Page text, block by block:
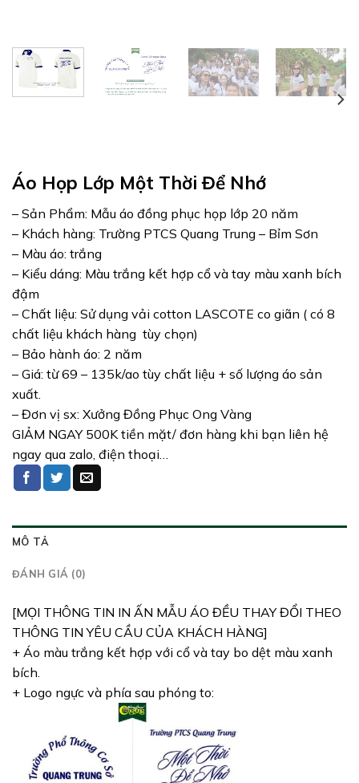
Áo Họp Lớp Một Thời Để Nhớ
– Sản Phẩm: Mẫu áo đồng phục họp lớp 20 năm
– Khách hàng: Trường PTCS Quang Trung – Bỉm Sơn
– Màu áo: trắng
– Kiểu dáng: Màu trắng kết hợp cổ và tay màu xanh bích
đậm
– Chất liệu: Sử dụng vải cotton LASCOTE co giãn ( có 8
chất liệu khách hàng tùy chọn)
– Bảo hành áo: 2 năm
– Giá: từ 69 – 135k/ao tùy chất liệu + số lượng áo sản
xuất.
– Đơn vị sx: Xưởng Đồng Phục Ong Vàng
GIẢM NGAY 500K tiền mặt/ đơn hàng khi bạn liên hệ
ngay qua zalo, điện thoại…
MÔ TẢ
ĐÁNH GIÁ (0)
[MỌI THÔNG TIN IN ẤN MẪU ÁO ĐỀU THAY ĐỔI THEO
THÔNG TIN YÊU CẦU CỦA KHÁCH HÀNG]
+ Áo màu trắng kết hợp với cổ và tay bo dệt màu xanh
bích.
+ Logo ngực và phía sau phóng to: